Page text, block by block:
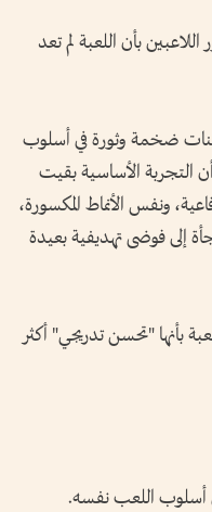
بأن اللعبة لم تعد
ضخمة وثورة في أسلوب
التجربة الأساسية بقيت
ونفس الأنماط المكسورة،
إلى فوضى تهديفية بعيدة
بأنها "تحسن تدريجي" أكثر
أسلوب اللعب نفسه.